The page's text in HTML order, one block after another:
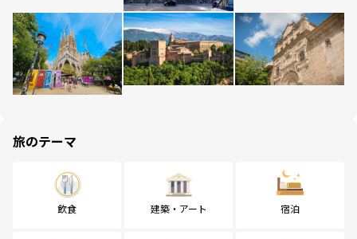
旅のテーマ
飲食 建築・アート 宿泊